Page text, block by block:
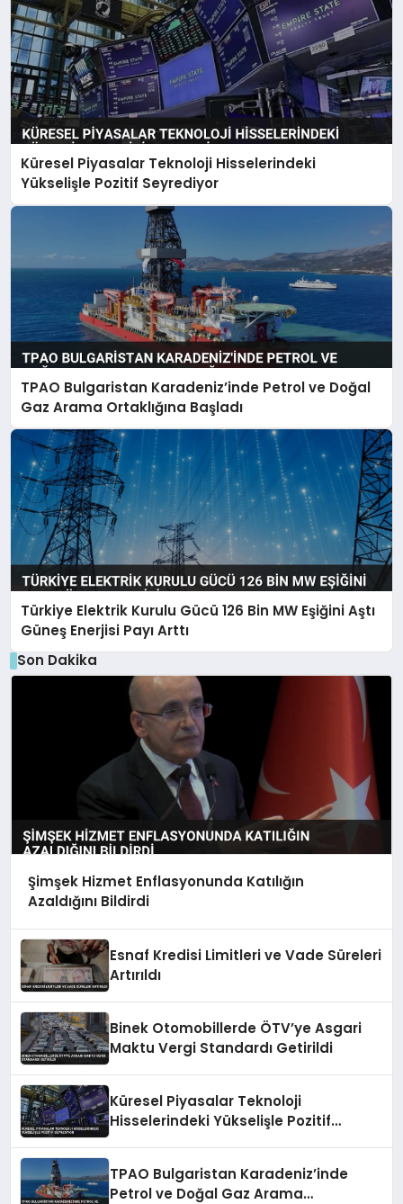
Küresel Piyasalar Teknoloji Hisselerindeki
Yükselişle Pozitif Seyrediyor
TPAO Bulgaristan Karadeniz’inde Petrol ve Doğal
Gaz Arama Ortaklığına Başladı
Türkiye Elektrik Kurulu Gücü 126 Bin MW Eşiğini Aştı
Güneş Enerjisi Payı Arttı
Son Dakika
Şimşek Hizmet Enflasyonunda Katılığın
Azaldığını Bildirdi
Esnaf Kredisi Limitleri ve Vade Süreleri
Artırıldı
Binek Otomobillerde ÖTV’ye Asgari
Maktu Vergi Standardı Getirildi
Küresel Piyasalar Teknoloji
Hisselerindeki Yükselişle Pozitif
TPAO Bulgaristan Karadeniz’inde
Petrol ve Doğal Gaz Arama